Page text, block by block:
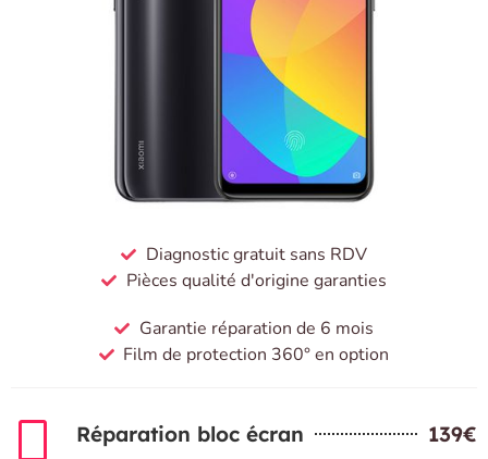
Diagnostic gratuit sans RDV
Pièces qualité d'origine garanties
Garantie réparation de 6 mois
Film de protection 360° en option
Réparation bloc écran 139€